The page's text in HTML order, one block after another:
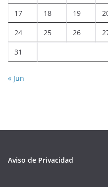
17 18 19
24 25 26
31
« Jun
Aviso de Privacidad